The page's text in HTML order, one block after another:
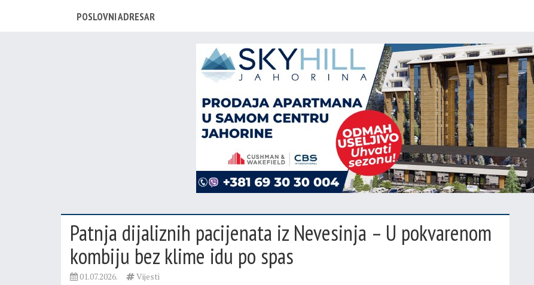
POSLOVNI ADRESAR
Patnja dijaliznih pacijenata iz Nevesinja – U pokvarenom
kombiju bez klime idu po spas
01.07.2026. Vijesti